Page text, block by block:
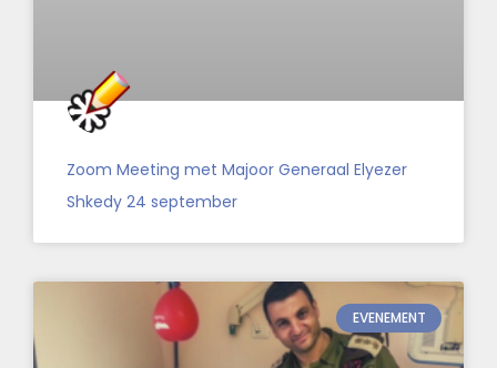
Zoom Meeting met Majoor Generaal Elyezer
Shkedy 24 september
EVENEMENT